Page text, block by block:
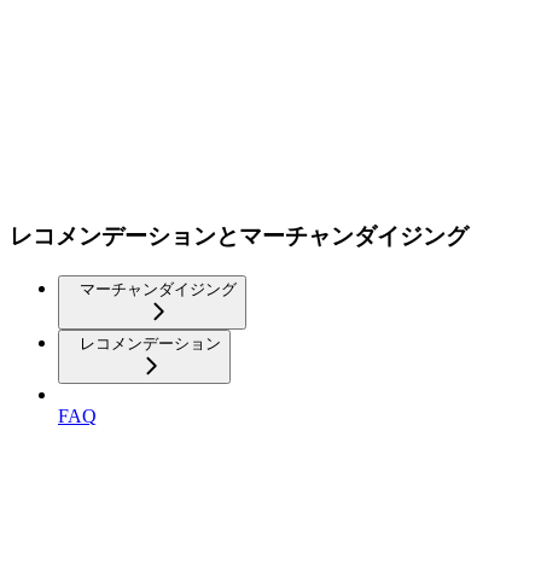
レコメンデーションとマーチャンダイジング
マーチャンダイジング
レコメンデーション
FAQ